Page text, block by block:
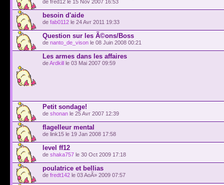
de fred12 le 15 Nov 2007 16:53
besoin d'aide
de fab0112 le 24 Avr 2011 19:33
Question sur les Ã©ons/Boss
de nanto_de_vison le 08 Juin 2008 00:21
Les armes dans les affaires
deArdkill le 03 Mai 2007 09:59
Petit sondage!
de shonan le 25 Avr 2007 12:39
flagelleur mental
de link15 le 19 Jan 2008 17:58
level ff12
de shaka757 le 30 Oct 2009 17:18
poulatrice et bellias
de fredt142 le 03 AoÃ» 2009 07:57